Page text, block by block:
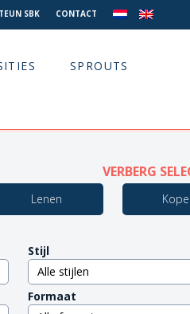
SBK CONTACT
SPROUTS
VERBERG
Lenen
Stijl
Formaat